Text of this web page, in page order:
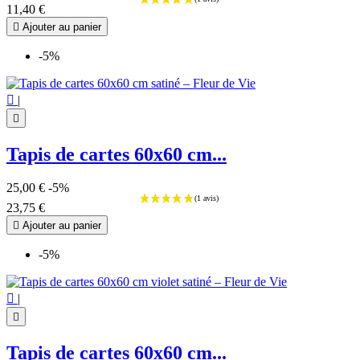
T-shirts fille
€
€
Symbole
Ange
Ankh 1
Aum - Om
Chakra indien
Coeur
Décagone 6
Infini 9
11,40 €
 Ajouter au panier
-5%
 |

Tapis de cartes 60x60 cm...
25,00 € -5%
23,75 €
 Ajouter au panier
-5%
 |

Tapis de cartes 60x60 cm...